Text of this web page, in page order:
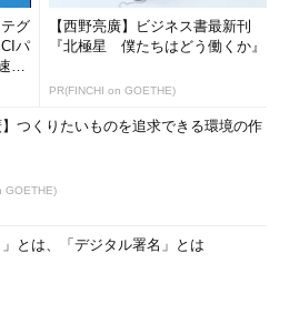
グ
パ
化
【西野亮廣】ビジネス書最新刊
『北極星 僕たちはどう働くか』
PR(FINCHI on GOETHE)
】つくりたいものを追求できる環境の作
GOETHE)
」とは、「デジタル署名」とは